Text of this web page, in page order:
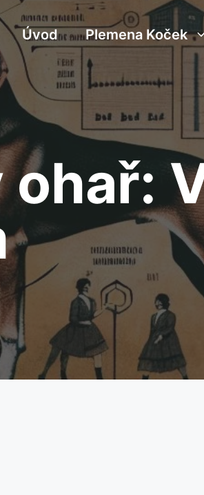
Úvod Plemena Koček